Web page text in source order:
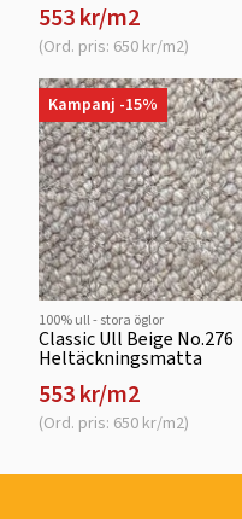
553 kr/m2
(Ord. pris: 650 kr/m2)
Kampanj -15%
100% ull - stora öglor
Classic Ull Beige No.276
Heltäckningsmatta
553 kr/m2
(Ord. pris: 650 kr/m2)